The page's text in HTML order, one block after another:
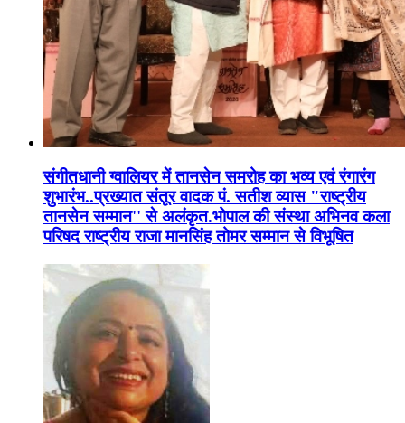
संगीतधानी ग्वालियर में तानसेन समरोह का भव्य एवं रंगारंग
शुभारंभ..प्रख्यात संतूर वादक पं. सतीश व्यास "राष्ट्रीय
तानसेन सम्मान'' से अलंकृत.भोपाल की संस्था अभिनव कला
परिषद राष्ट्रीय राजा मानसिंह तोमर सम्मान से विभूषित